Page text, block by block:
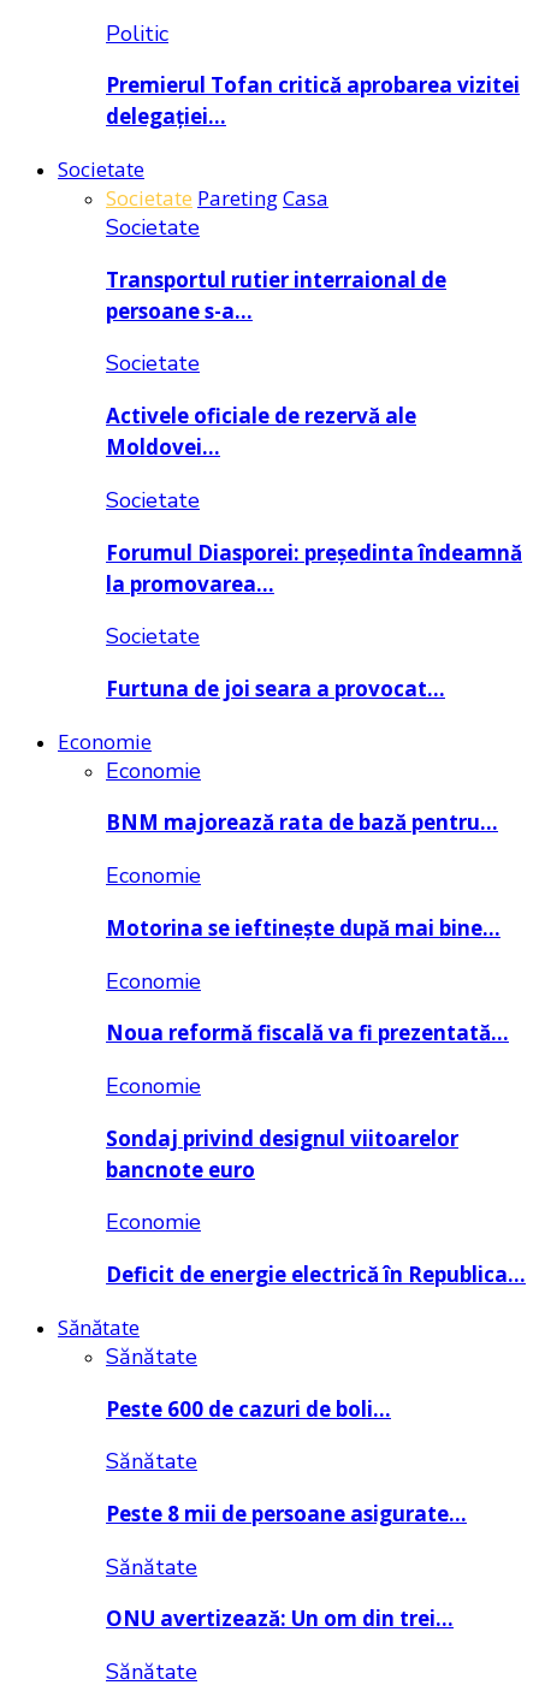
Politic
Premierul Tofan critică aprobarea vizitei
delegației…
Societate
Societate ParetingCasa
Societate
Transportul rutier interraional de
persoane s-a…
Societate
Activele oficiale de rezervă ale
Moldovei…
Societate
Forumul Diasporei: președinta îndeamnă
la promovarea…
Societate
Furtuna de joi seara a provocat…
Economie
Economie
BNM majorează rata de bază pentru…
Economie
Motorina se ieftinește după mai bine…
Economie
Noua reformă fiscală va fi prezentată…
Economie
Sondaj privind designul viitoarelor
bancnote euro
Economie
Deficit de energie electrică în Republica…
Sănătate
Sănătate
Peste 600 de cazuri de boli…
Sănătate
Peste 8 mii de persoane asigurate…
Sănătate
ONU avertizează: Un om din trei…
Sănătate